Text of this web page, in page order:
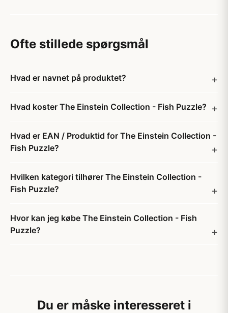
Ofte stillede spørgsmål
Hvad er navnet på produktet?
Hvad koster The Einstein Collection - Fish Puzzle?
Hvad er EAN / Produktid for The Einstein Collection -
Fish Puzzle?
Hvilken kategori tilhører The Einstein Collection -
Fish Puzzle?
Hvor kan jeg købe The Einstein Collection - Fish
Puzzle?
Du er måske interesseret i